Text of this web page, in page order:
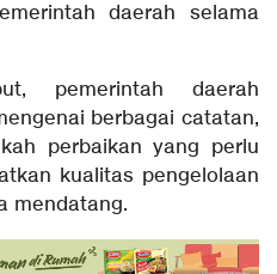
daerah selama
pemerintah daerah
berbagai catatan,
perbaikan yang perlu
kualitas pengelolaan
mendatang.